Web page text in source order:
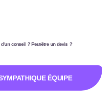
conseil ? Peut-être un devis ?
ÉQUIPE